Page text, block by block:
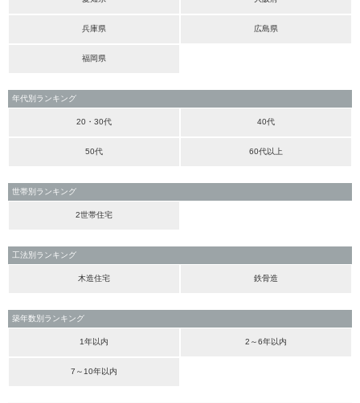
兵庫県 広島県
福岡県
年代別ランキング
20・30代 40代
50代 60代以上
世帯別ランキング
2世帯住宅
工法別ランキング
木造住宅 鉄骨造
築年数別ランキング
1年以内 2～6年以内
7～10年以内